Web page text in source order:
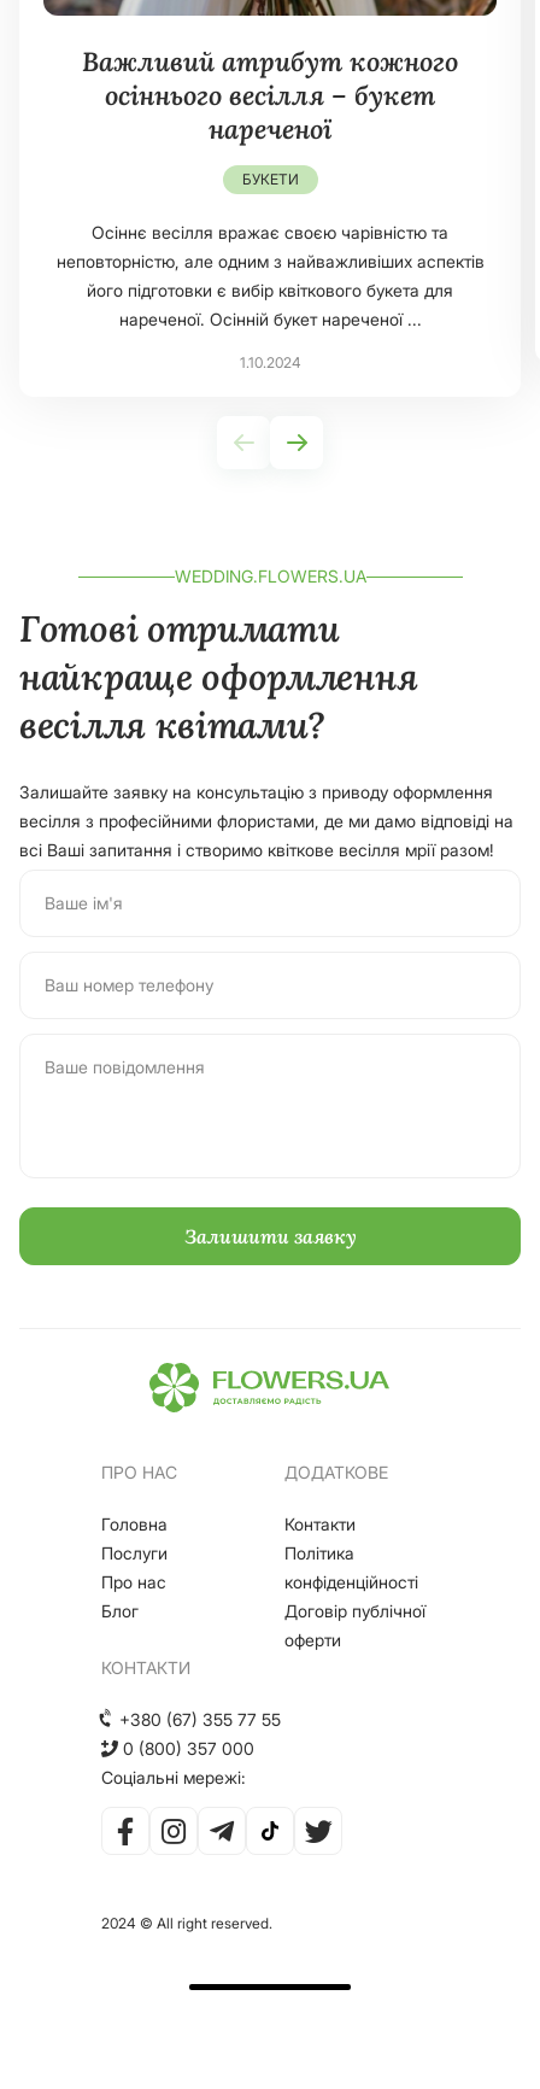
Важливий атрибут кожного
осіннього весілля – букет
нареченої
БУКЕТИ
Осіннє весілля вражає своєю чарівністю та
неповторністю, але одним з найважливіших аспектів
його підготовки є вибір квіткового букета для
нареченої. Осінній букет нареченої ...
1.10.2024
WEDDING.FLOWERS.UA
Готові отримати
найкраще оформлення
весілля квітами?
Залишайте заявку на консультацію з приводу оформлення
весілля з професійними флористами, де ми дамо відповіді на
всі Ваші запитання і створимо квіткове весілля мрії разом!
ПРО НАС
Головна
Послуги
Про нас
Блог
ДОДАТКОВЕ
Контакти
Політика
конфіденційності
Договір публічної
оферти
КОНТАКТИ
+380 (67) 355 77 55
0 (800) 357 000
Соціальні мережі:
2024 © All right reserved.